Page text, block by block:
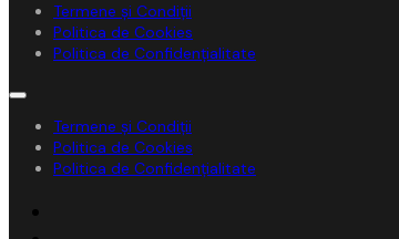
Termene și Condiții
Politica de Cookies
Politica de Confidențialitate
Termene și Condiții
Politica de Cookies
Politica de Confidențialitate